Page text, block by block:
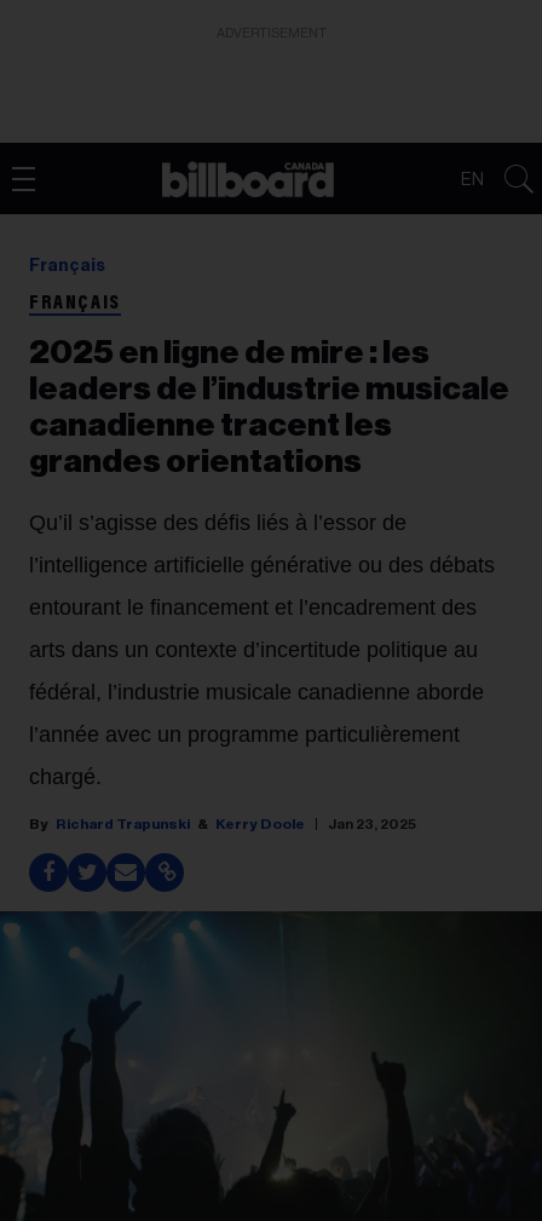
EN
Français
FRANÇAIS
2025 en ligne de mire : les
leaders de l’industrie musicale
canadienne tracent les
grandes orientations
Qu’il s’agisse des défis liés à l’essor de
l’intelligence artificielle générative ou des débats
entourant le financement et l’encadrement des
arts dans un contexte d’incertitude politique au
fédéral, l’industrie musicale canadienne aborde
l’année avec un programme particulièrement
chargé.
Richard Trapunski Kerry Doole Jan 23, 2025